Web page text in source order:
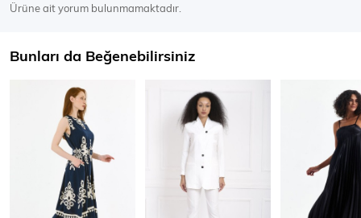
Ürüne ait yorum bulunmamaktadır.
Bunları da Beğenebilirsiniz